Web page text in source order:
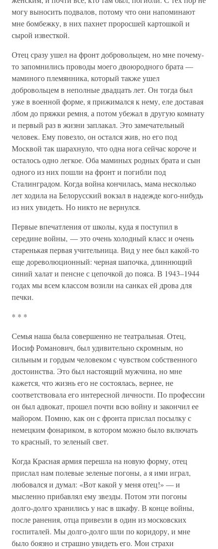
могу выносить подвалов, потому что они напоминают
мне бомбежку, в них пахнет проросшей картошкой и
сырой известкой.
Отец сразу ушел на фронт добровольцем, но мне почему-
то запомнились проводы моего двоюродного брата —
маминого племянника, который также ушел
добровольцем в неполные двадцать лет. Он тогда был
уже в военной форме, я прижимался к нему, еле доставая
лбом до пряжки ремня, а потом убежал в другую комнату
и первый раз в жизни заплакал. Это замечательный
человек. Ему повезло, он остался жив, но его под
Москвой так шарахнуло, что одна нога сейчас короче и
осталось одно легкое. Оба маминых родных брата и сын
одного из них пошли на фронт и погибли под
Сталинградом. Когда война кончилась, мама несколько
лет ходила на Белорусский вокзал в надежде кого-нибудь
из них увидеть. Но никто не вернулся.
Первые впечатления от школы, куда я поступил в
середине войны, — это очень холодный класс и очень
старенькая первая учительница. Вид у нее был какой-то
еще дореволюционный: черная шапочка, длиннющий
синий халат и пенсне с цепочкой до пояса. В 1943–1944
годах мы всем классом возили на санках ей дрова для
печки.
* * *
Семья наша была совершенно не театральная. Отец,
Иосиф Романович, был удивительно скромным, но
сильным и гордым человеком с чувством собственного
достоинства. Это был настоящий мужчина, но мне
кажется, что жизнь его не состоялась, вернее, не
соответствовала его интересной личности. По профессии
он был адвокат, прошел почти всю войну и закончил ее
майором. Помню, как он с фронта прислал посылку с
немецким фонариком, в котором можно было включать
то красный, то зеленый свет.
Когда Красная армия перешла на новую форму, отец
прислал нам полевые зеленые погоны, а я ими играл,
любовался и думал: «Вот какой у меня отец!» — и
мысленно прибавлял ему звезды. Потом эти погоны
долго-долго хранились у нас в шкафу. В конце войны,
после ранения, отца привезли в один из московских
госпиталей. Мы долго-долго шли по коридору, и мне
было боязно и страшно увидеть его. Мои страхи